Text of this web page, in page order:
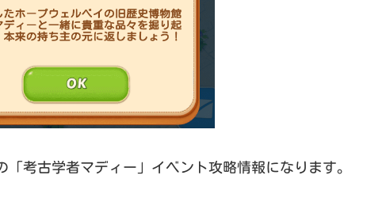
「考古学者マディー」イベント攻略情報になります。